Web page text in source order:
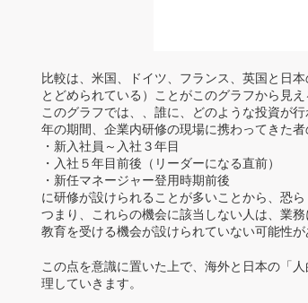
比較は、米国、ドイツ、フランス、英国と日
とどめられている）ことがこのグラフから見え
このグラフでは、、誰に、どのような投資が
年の期間、企業内研修の現場に携わってきた
・新入社員～入社３年目
・入社５年目前後（リーダーになる直前）
・新任マネージャー登用時期前後
に研修が設けられることが多いことから、恐
つまり、これらの機会に該当しない人は、業
教育を受ける機会が設けられていない可能性が
この点を意識に置いた上で、海外と日本の「
理していきます。